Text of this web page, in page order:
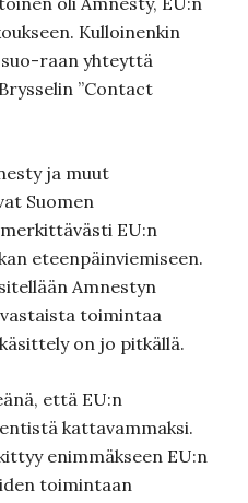
Kulloinenkin
raan yhteyttä
”Contact
ja muut
Suomen
EU:n
eteenpäinviemiseen.
Amnestyn
toimintaa
on jo pitkällä.
että EU:n
kattavammaksi.
enimmäkseen EU:n
toimintaan